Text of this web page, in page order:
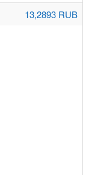
13,2893 RUB